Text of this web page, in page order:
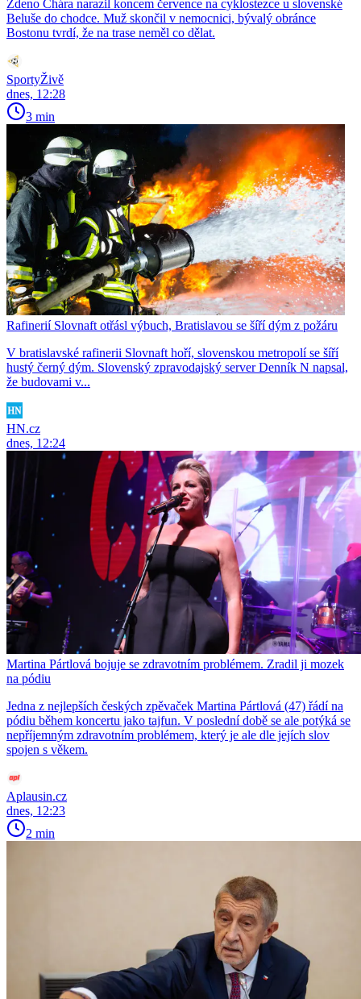
Zdeno Chára narazil koncem července na cyklostezce u slovenské
Beluše do chodce. Muž skončil v nemocnici, bývalý obránce
Bostonu tvrdí, že na trase neměl co dělat.
SportyŽivě
dnes, 12:28
3 min
Rafinerií Slovnaft otřásl výbuch, Bratislavou se šíří dým z požáru
V bratislavské rafinerii Slovnaft hoří, slovenskou metropolí se šíří
hustý černý dým. Slovenský zpravodajský server Denník N napsal,
že budovami v...
HN.cz
dnes, 12:24
Martina Pártlová bojuje se zdravotním problémem. Zradil ji mozek
na pódiu
Jedna z nejlepších českých zpěvaček Martina Pártlová (47) řádí na
pódiu během koncertu jako tajfun. V poslední době se ale potýká se
nepříjemným zdravotním problémem, který je ale dle jejích slov
spojen s věkem.
Aplausin.cz
dnes, 12:23
2 min